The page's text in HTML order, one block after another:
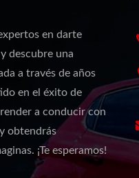
en darte
descubre una
a través de años
en el éxito de
a conducir con
obtendrás
¡Te esperamos!